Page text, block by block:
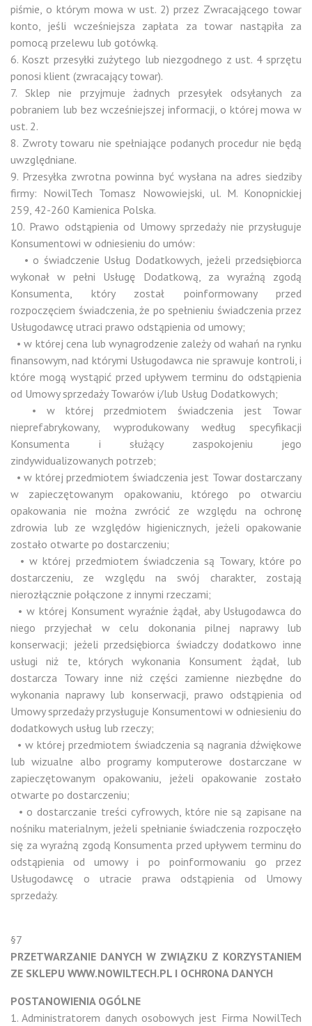
piśmie, o którym mowa w ust. 2) przez Zwracającego towar
konto, jeśli wcześniejsza zapłata za towar nastąpiła za
pomocą przelewu lub gotówką.
6. Koszt przesyłki zużytego lub niezgodnego z ust. 4 sprzętu
ponosi klient (zwracający towar).
7. Sklep nie przyjmuje żadnych przesyłek odsyłanych za
pobraniem lub bez wcześniejszej informacji, o której mowa w
ust. 2.
8. Zwroty towaru nie spełniające podanych procedur nie będą
uwzględniane.
9. Przesyłka zwrotna powinna być wysłana na adres siedziby
firmy: NowilTech Tomasz Nowowiejski, ul. M. Konopnickiej
259, 42-260 Kamienica Polska.
10. Prawo odstąpienia od Umowy sprzedaży nie przysługuje
Konsumentowi w odniesieniu do umów:
• o świadczenie Usług Dodatkowych, jeżeli przedsiębiorca
wykonał w pełni Usługę Dodatkową, za wyraźną zgodą
Konsumenta, który został poinformowany przed
rozpoczęciem świadczenia, że po spełnieniu świadczenia przez
Usługodawcę utraci prawo odstąpienia od umowy;
• w której cena lub wynagrodzenie zależy od wahań na rynku
finansowym, nad którymi Usługodawca nie sprawuje kontroli, i
które mogą wystąpić przed upływem terminu do odstąpienia
od Umowy sprzedaży Towarów i/lub Usług Dodatkowych;
• w której przedmiotem świadczenia jest Towar
nieprefabrykowany, wyprodukowany według specyfikacji
Konsumenta i służący zaspokojeniu jego
zindywidualizowanych potrzeb;
• w której przedmiotem świadczenia jest Towar dostarczany
w zapieczętowanym opakowaniu, którego po otwarciu
opakowania nie można zwrócić ze względu na ochronę
zdrowia lub ze względów higienicznych, jeżeli opakowanie
zostało otwarte po dostarczeniu;
• w której przedmiotem świadczenia są Towary, które po
dostarczeniu, ze względu na swój charakter, zostają
nierozłącznie połączone z innymi rzeczami;
• w której Konsument wyraźnie żądał, aby Usługodawca do
niego przyjechał w celu dokonania pilnej naprawy lub
konserwacji; jeżeli przedsiębiorca świadczy dodatkowo inne
usługi niż te, których wykonania Konsument żądał, lub
dostarcza Towary inne niż części zamienne niezbędne do
wykonania naprawy lub konserwacji, prawo odstąpienia od
Umowy sprzedaży przysługuje Konsumentowi w odniesieniu do
dodatkowych usług lub rzeczy;
• w której przedmiotem świadczenia są nagrania dźwiękowe
lub wizualne albo programy komputerowe dostarczane w
zapieczętowanym opakowaniu, jeżeli opakowanie zostało
otwarte po dostarczeniu;
• o dostarczanie treści cyfrowych, które nie są zapisane na
nośniku materialnym, jeżeli spełnianie świadczenia rozpoczęło
się za wyraźną zgodą Konsumenta przed upływem terminu do
odstąpienia od umowy i po poinformowaniu go przez
Usługodawcę o utracie prawa odstąpienia od Umowy
sprzedaży.
§7
PRZETWARZANIE DANYCH W ZWIĄZKU Z KORZYSTANIEM
ZE SKLEPU WWW.NOWILTECH.PL I OCHRONA DANYCH
POSTANOWIENIA OGÓLNE
1. Administratorem danych osobowych jest Firma NowilTech